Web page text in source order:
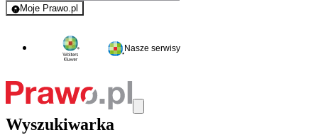
Moje Prawo.pl
- rejestracja i logowanie do serwisu
Nasze serwisy
Wyszukiwarka